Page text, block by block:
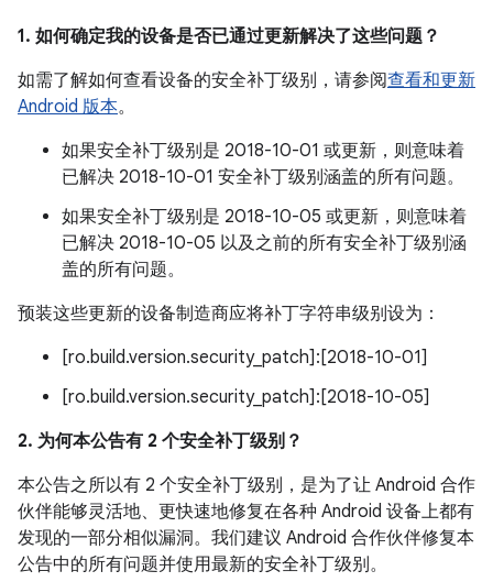
1. 如何确定我的设备是否已通过更新解决了这些问题？
如需了解如何查看设备的安全补丁级别，请参阅查看和更新
Android 版本。
如果安全补丁级别是 2018-10-01 或更新，则意味着
已解决 2018-10-01 安全补丁级别涵盖的所有问题。
如果安全补丁级别是 2018-10-05 或更新，则意味着
已解决 2018-10-05 以及之前的所有安全补丁级别涵
盖的所有问题。
预装这些更新的设备制造商应将补丁字符串级别设为：
[ro.build.version.security_patch]:[2018-10-01]
[ro.build.version.security_patch]:[2018-10-05]
2. 为何本公告有 2 个安全补丁级别？
本公告之所以有 2 个安全补丁级别，是为了让 Android 合作
伙伴能够灵活地、更快速地修复在各种 Android 设备上都有
发现的一部分相似漏洞。我们建议 Android 合作伙伴修复本
公告中的所有问题并使用最新的安全补丁级别。